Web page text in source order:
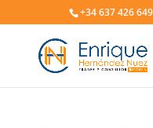
+34 637 426 649